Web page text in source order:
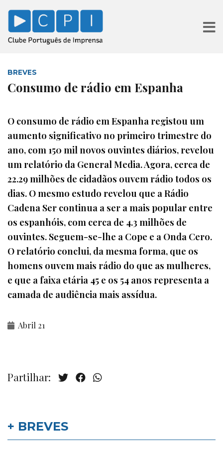
BREVES
Consumo de rádio em Espanha
O consumo de rádio em Espanha registou um
aumento significativo no primeiro trimestre do
ano, com 150 mil novos ouvintes diários, revelou
um relatório da General Media. Agora, cerca de
22.29 milhões de cidadãos ouvem rádio todos os
dias. O mesmo estudo revelou que a Rádio
Cadena Ser continua a ser a mais popular entre
os espanhóis, com cerca de 4.3 milhões de
ouvintes. Seguem-se-lhe a Cope e a Onda Cero.
O relatório conclui, da mesma forma, que os
homens ouvem mais rádio do que as mulheres,
e que a faixa etária 45 e os 54 anos representa a
camada de audiência mais assídua.
Abril 21
Partilhar:
+ BREVES